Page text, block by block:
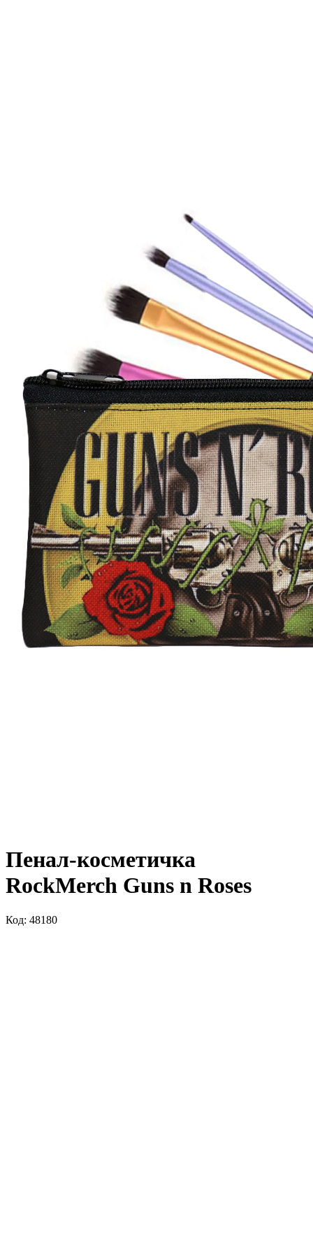
Пенал-косметичка
RockMerch Guns n Roses
Код: 48180